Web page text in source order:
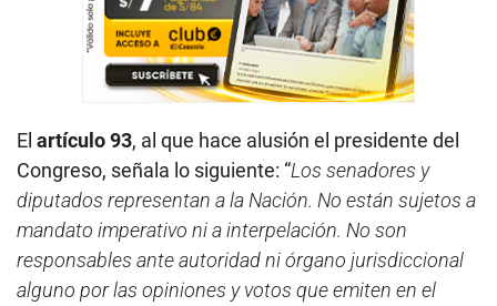
El artículo 93, al que hace alusión el presidente del
Congreso, señala lo siguiente: “Los senadores y
diputados representan a la Nación. No están sujetos a
mandato imperativo ni a interpelación. No son
responsables ante autoridad ni órgano jurisdiccional
alguno por las opiniones y votos que emiten en el